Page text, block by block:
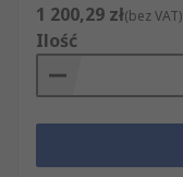
1 200,29 zł(bez VAT)
Ilość